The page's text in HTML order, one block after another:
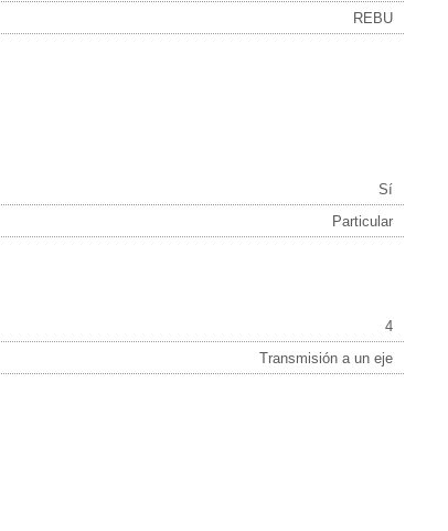
REBU
Sí
Particular
4
Transmisión a un eje